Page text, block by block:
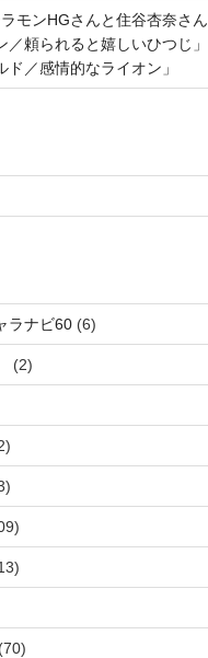
モンHGさんと住谷杏奈さん
頼られると嬉しいひつじ」
／感情的なライオン」
ラナビ60(6)
(2)
(70)